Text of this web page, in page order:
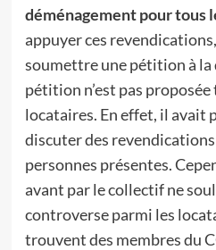
déménagement pour tous
appuyer ces
soumettre une pétition à la
pétition n’est pas
locataires. En effet, il avait
discuter des revendications
personnes présentes.
avant par le collectif ne
controverse parmi les
trouvent des membres du